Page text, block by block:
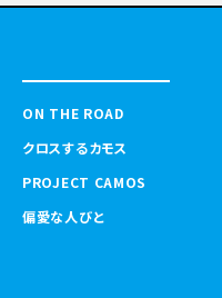
ON THE ROAD
クロスするカモス
PROJECT CAMOS
偏愛な人びと